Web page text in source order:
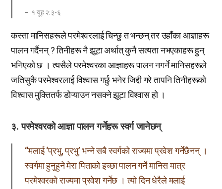
१ यूह २:३-६
कस्ता मानिसहरूले परमेश्वरलाई चिन्छु त भन्छन् तर उहाँका आज्ञाहरू
पालन गर्दैनन् ? तिनीहरू नै झूटा अर्थात् कुनै सत्यता नभएकाहरू हुन्
भनिएको छ । त्यसैले परमेश्‍वरका आज्ञाहरू पालन नगर्ने मानिसहरूले
जतिसुकै परमेश्‍वरलाई विश्‍वास गर्छु भनेर जिद्दी गरे तापनि तिनीहरूको
विश्‍वास मुक्तितर्फ डोऱ्याउन नसक्ने झूटा विश्‍वास हो ।
३. परमेश्वरको आज्ञा पालन गर्नेहरू स्वर्ग जानेछन्
“मलाई ‘प्रभु, प्रभु’ भन्ने सबै स्वर्गको राज्यमा प्रवेश गर्नेछैनन् ।
स्वर्गमा हुनुहुने मेरा पिताको इच्छा पालन गर्ने मानिस मात्र
परमेश्वरको राज्यमा प्रवेश गर्नेछ । त्यो दिन धेरैले मलाई